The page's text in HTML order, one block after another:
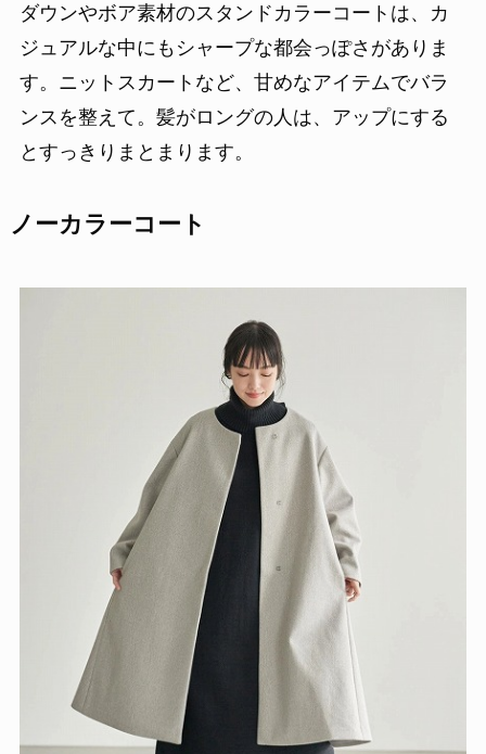
ダウンやボア素材のスタンドカラーコートは、カ
ジュアルな中にもシャープな都会っぽさがありま
す。ニットスカートなど、甘めなアイテムでバラ
ンスを整えて。髪がロングの人は、アップにする
とすっきりまとまります。
ノーカラーコート